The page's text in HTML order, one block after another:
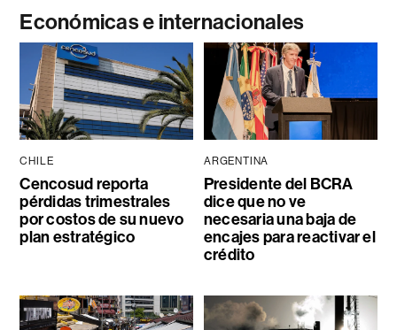
Económicas e internacionales
CHILE
Cencosud reporta
pérdidas trimestrales
por costos de su nuevo
plan estratégico
ARGENTINA
Presidente del BCRA
dice que no ve
necesaria una baja de
encajes para reactivar el
crédito